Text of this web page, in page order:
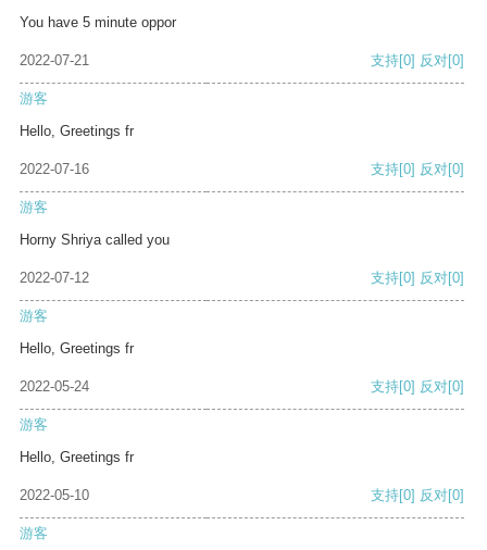
You have 5 minute oppor
2022-07-21 支持[0] 反对[0]
游客
Hello, Greetings fr
2022-07-16 支持[0] 反对[0]
游客
Horny Shriya called you
2022-07-12 支持[0] 反对[0]
游客
Hello, Greetings fr
2022-05-24 支持[0] 反对[0]
游客
Hello, Greetings fr
2022-05-10 支持[0] 反对[0]
游客